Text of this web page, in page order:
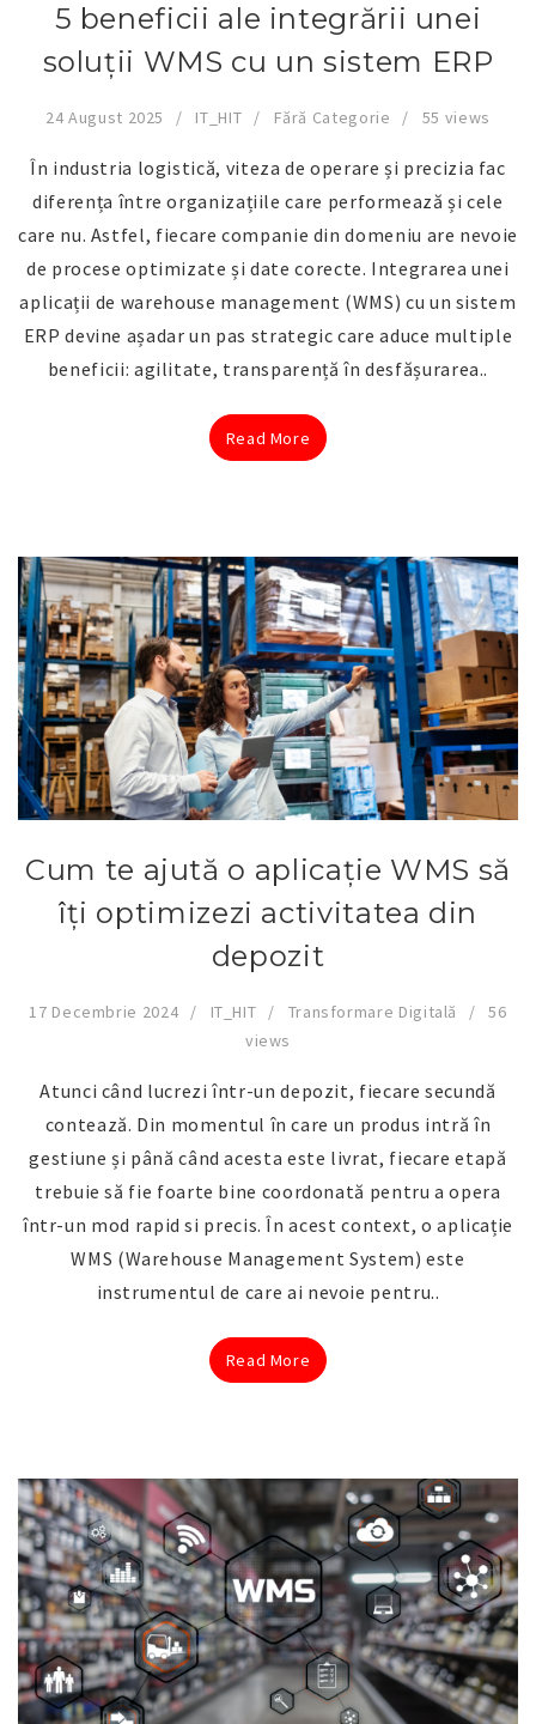
5 beneficii ale integrării unei
soluții WMS cu un sistem ERP
24 August 2025 IT_HIT Fără Categorie 55 views
În industria logistică, viteza de operare și precizia fac
diferența între organizațiile care performează și cele
care nu. Astfel, fiecare companie din domeniu are nevoie
de procese optimizate și date corecte. Integrarea unei
aplicații de warehouse management (WMS) cu un sistem
ERP devine așadar un pas strategic care aduce multiple
beneficii: agilitate, transparență în desfășurarea..
Read More
Cum te ajută o aplicație WMS să
îți optimizezi activitatea din
depozit
17 Decembrie 2024 IT_HIT Transformare Digitală
56
views
Atunci când lucrezi într-un depozit, fiecare secundă
contează. Din momentul în care un produs intră în
gestiune și până când acesta este livrat, fiecare etapă
trebuie să fie foarte bine coordonată pentru a opera
într-un mod rapid si precis. În acest context, o aplicație
WMS (Warehouse Management System) este
instrumentul de care ai nevoie pentru..
Read More